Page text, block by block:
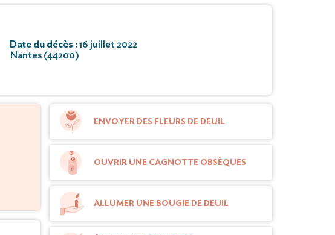
Date du décès :16 juillet 2022
Nantes (44200)
ENVOYER DES FLEURS DE DEUIL
OUVRIR UNE CAGNOTTE OBSÈQUES
ALLUMER UNE BOUGIE DE DEUIL